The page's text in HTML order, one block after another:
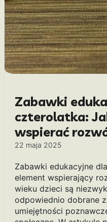
Zabawki
czterolatka:
wspierać
22 maja 2025
Zabawki edukacyjne
element wspierający
wieku dzieci są
odpowiednio dobrane
umiejętności